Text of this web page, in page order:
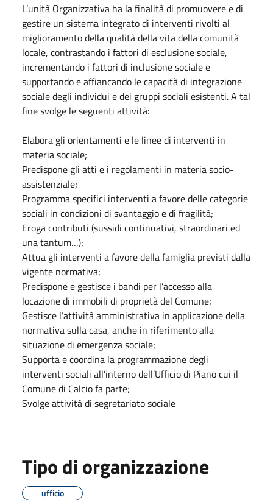
L’unità Organizzativa ha la finalità di promuovere e di
gestire un sistema integrato di interventi rivolti al
miglioramento della qualità della vita della comunità
locale, contrastando i fattori di esclusione sociale,
incrementando i fattori di inclusione sociale e
supportando e affiancando le capacità di integrazione
sociale degli individui e dei gruppi sociali esistenti. A tal
fine svolge le seguenti attività:
Elabora gli orientamenti e le linee di interventi in
materia sociale;
Predispone gli atti e i regolamenti in materia socio-
assistenziale;
Programma specifici interventi a favore delle categorie
sociali in condizioni di svantaggio e di fragilità;
Eroga contributi (sussidi continuativi, straordinari ed
una tantum…);
Attua gli interventi a favore della famiglia previsti dalla
vigente normativa;
Predispone e gestisce i bandi per l’accesso alla
locazione di immobili di proprietà del Comune;
Gestisce l’attività amministrativa in applicazione della
normativa sulla casa, anche in riferimento alla
situazione di emergenza sociale;
Supporta e coordina la programmazione degli
interventi sociali all’interno dell’Ufficio di Piano cui il
Comune di Calcio fa parte;
Svolge attività di segretariato sociale
Tipo di organizzazione
ufficio